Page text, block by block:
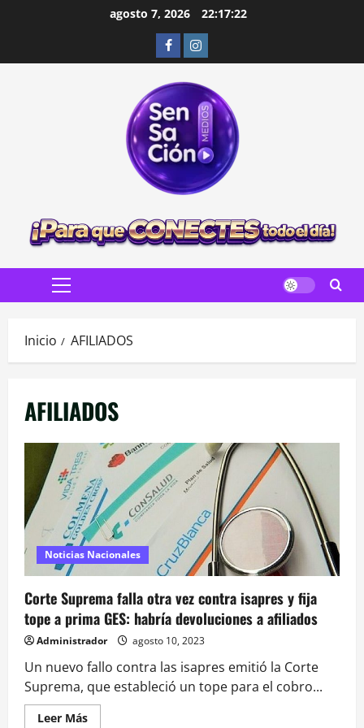
agosto 7, 2026 22:17:23
FacebookInstagram
Menú
Inicio AFILIADOS
AFILIADOS
Noticias Nacionales
Corte Suprema falla otra vez contra isapres y fija
tope a prima GES: habría devoluciones a afiliados
Administrador agosto 10, 2023
Un nuevo fallo contra las isapres emitió la Corte
Suprema, que estableció un tope para el cobro...
Leer MásLeer